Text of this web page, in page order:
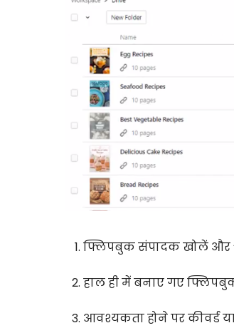
फ्लिपबुक संपादक खोलें और
हाल ही में बनाए गए
आवश्यकता होने पर कीवर्ड